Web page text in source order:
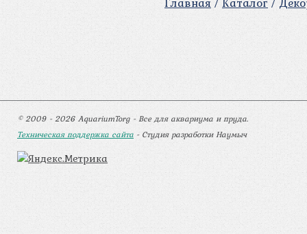
© 2009 - 2026 AquariumTorg - Все для аквариума и пруда.
Техническая поддержка сайта- Студия разработки Наумыч